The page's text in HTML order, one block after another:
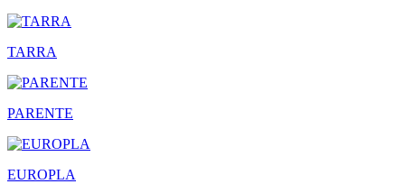
TARRA
PARENTE
EUROPLA